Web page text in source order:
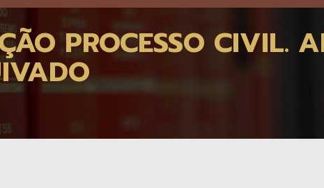
PROCESSO CIVIL.